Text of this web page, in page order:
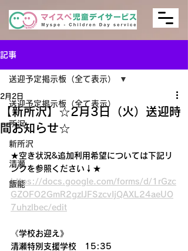
記事
送迎予定掲示板（全て表示）
所沢
新所沢
清瀬
飯能
送迎予定掲示板（全て表示）
【新所沢】☆2月3日（火）送迎時
間お知らせ☆
2月2日
★空き状況&追加利用希望については下記リ
ンクを参照ください↓★
https://docs.google.com/forms/d/1rGzc
GZOFO2GmR2gzlJFSzcvIjQAXL24aeUO
7uhzlbec/edit
《学校お迎え》
清瀬特別支援学校　15:35